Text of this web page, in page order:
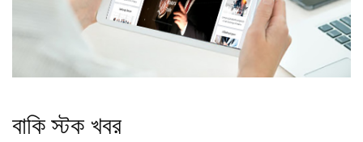
বাকি স্টক খবর